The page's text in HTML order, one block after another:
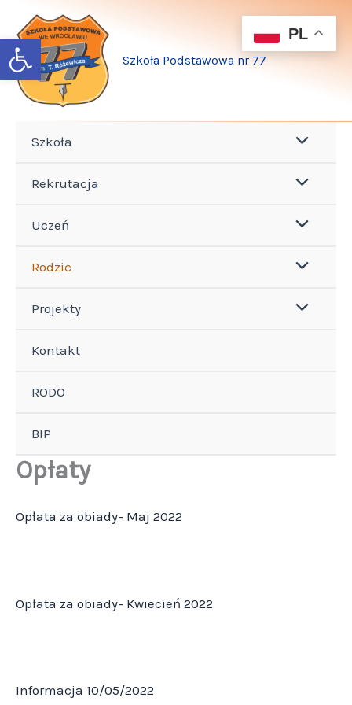
Open toolbar
Przejdź
treści
Szkoła Podstawowa nr 77
Szkoła
Rekrutacja
Uczeń
Rodzic
Projekty
Kontakt
RODO
BIP
Opłaty
Opłata za obiady- Maj 2022
Opłata za obiady- Kwiecień 2022
Informacja 10/05/2022
PL